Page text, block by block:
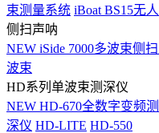
束测量系统 iBoat BS15无
侧扫声呐
NEW iSide 7000多波束侧
波束
HD系列单波束测深仪
NEW HD-670全数字变频
深仪 HD-LITE HD-550